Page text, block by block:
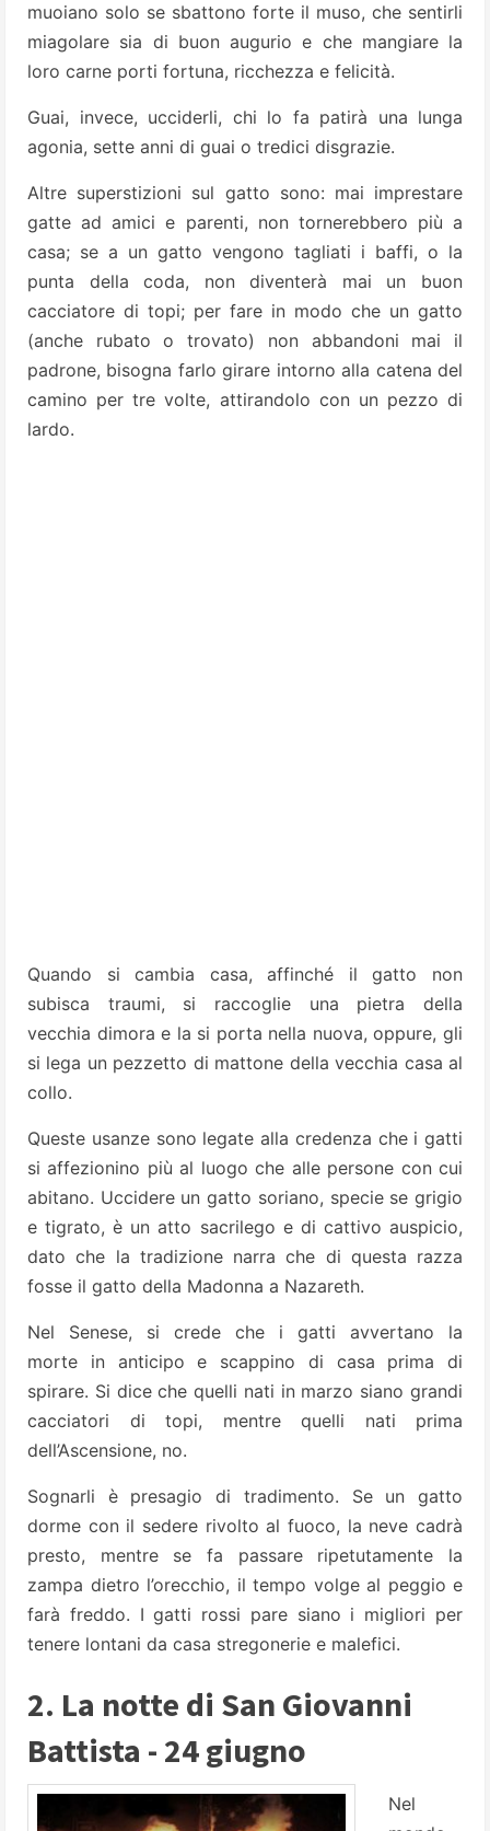
muoiano solo se sbattono forte il muso, che sentirli
miagolare sia di buon augurio e che mangiare la
loro carne porti fortuna, ricchezza e felicità.
Guai, invece, ucciderli, chi lo fa patirà una lunga
agonia, sette anni di guai o tredici disgrazie.
Altre superstizioni sul gatto sono: mai imprestare
gatte ad amici e parenti, non tornerebbero più a
casa; se a un gatto vengono tagliati i baffi, o la
punta della coda, non diventerà mai un buon
cacciatore di topi; per fare in modo che un gatto
(anche rubato o trovato) non abbandoni mai il
padrone, bisogna farlo girare intorno alla catena del
camino per tre volte, attirandolo con un pezzo di
lardo.
Quando si cambia casa, affinché il gatto non
subisca traumi, si raccoglie una pietra della
vecchia dimora e la si porta nella nuova, oppure, gli
si lega un pezzetto di mattone della vecchia casa al
collo.
Queste usanze sono legate alla credenza che i gatti
si affezionino più al luogo che alle persone con cui
abitano. Uccidere un gatto soriano, specie se grigio
e tigrato, è un atto sacrilego e di cattivo auspicio,
dato che la tradizione narra che di questa razza
fosse il gatto della Madonna a Nazareth.
Nel Senese, si crede che i gatti avvertano la
morte in anticipo e scappino di casa prima di
spirare. Si dice che quelli nati in marzo siano grandi
cacciatori di topi, mentre quelli nati prima
dell’Ascensione, no.
Sognarli è presagio di tradimento. Se un gatto
dorme con il sedere rivolto al fuoco, la neve cadrà
presto, mentre se fa passare ripetutamente la
zampa dietro l’orecchio, il tempo volge al peggio e
farà freddo. I gatti rossi pare siano i migliori per
tenere lontani da casa stregonerie e malefici.
2. La notte di San Giovanni
Battista - 24 giugno
Nel